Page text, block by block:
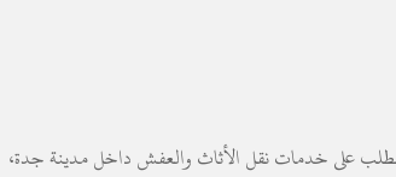
على خدمات نقل الأثاث والعفش داخل مدينة جدة،